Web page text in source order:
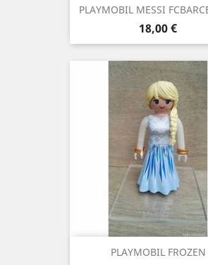
PLAYMOBIL MESSI
Precio
18,00 €
PLAYMOBIL FROZEN